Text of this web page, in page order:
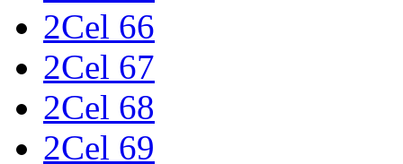
2Cel 66
2Cel 67
2Cel 68
2Cel 69